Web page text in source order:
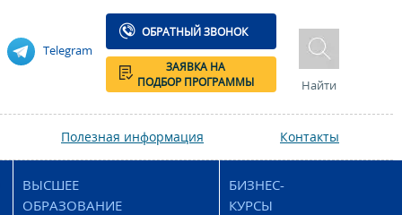
Telegram
ОБРАТНЫЙ ЗВОНОК
ЗАЯВКА НА
ПОДБОР ПРОГРАММЫ
Найти
Полезная информация Контакты
ВЫСШЕЕ
ОБРАЗОВАНИЕ
БИЗНЕС-
КУРСЫ